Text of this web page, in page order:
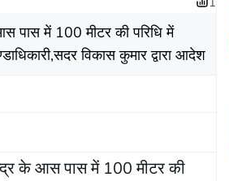
पास में 100 मीटर की परिधि में
विकास कुमार द्वारा आदेश
के आस पास में 100 मीटर की